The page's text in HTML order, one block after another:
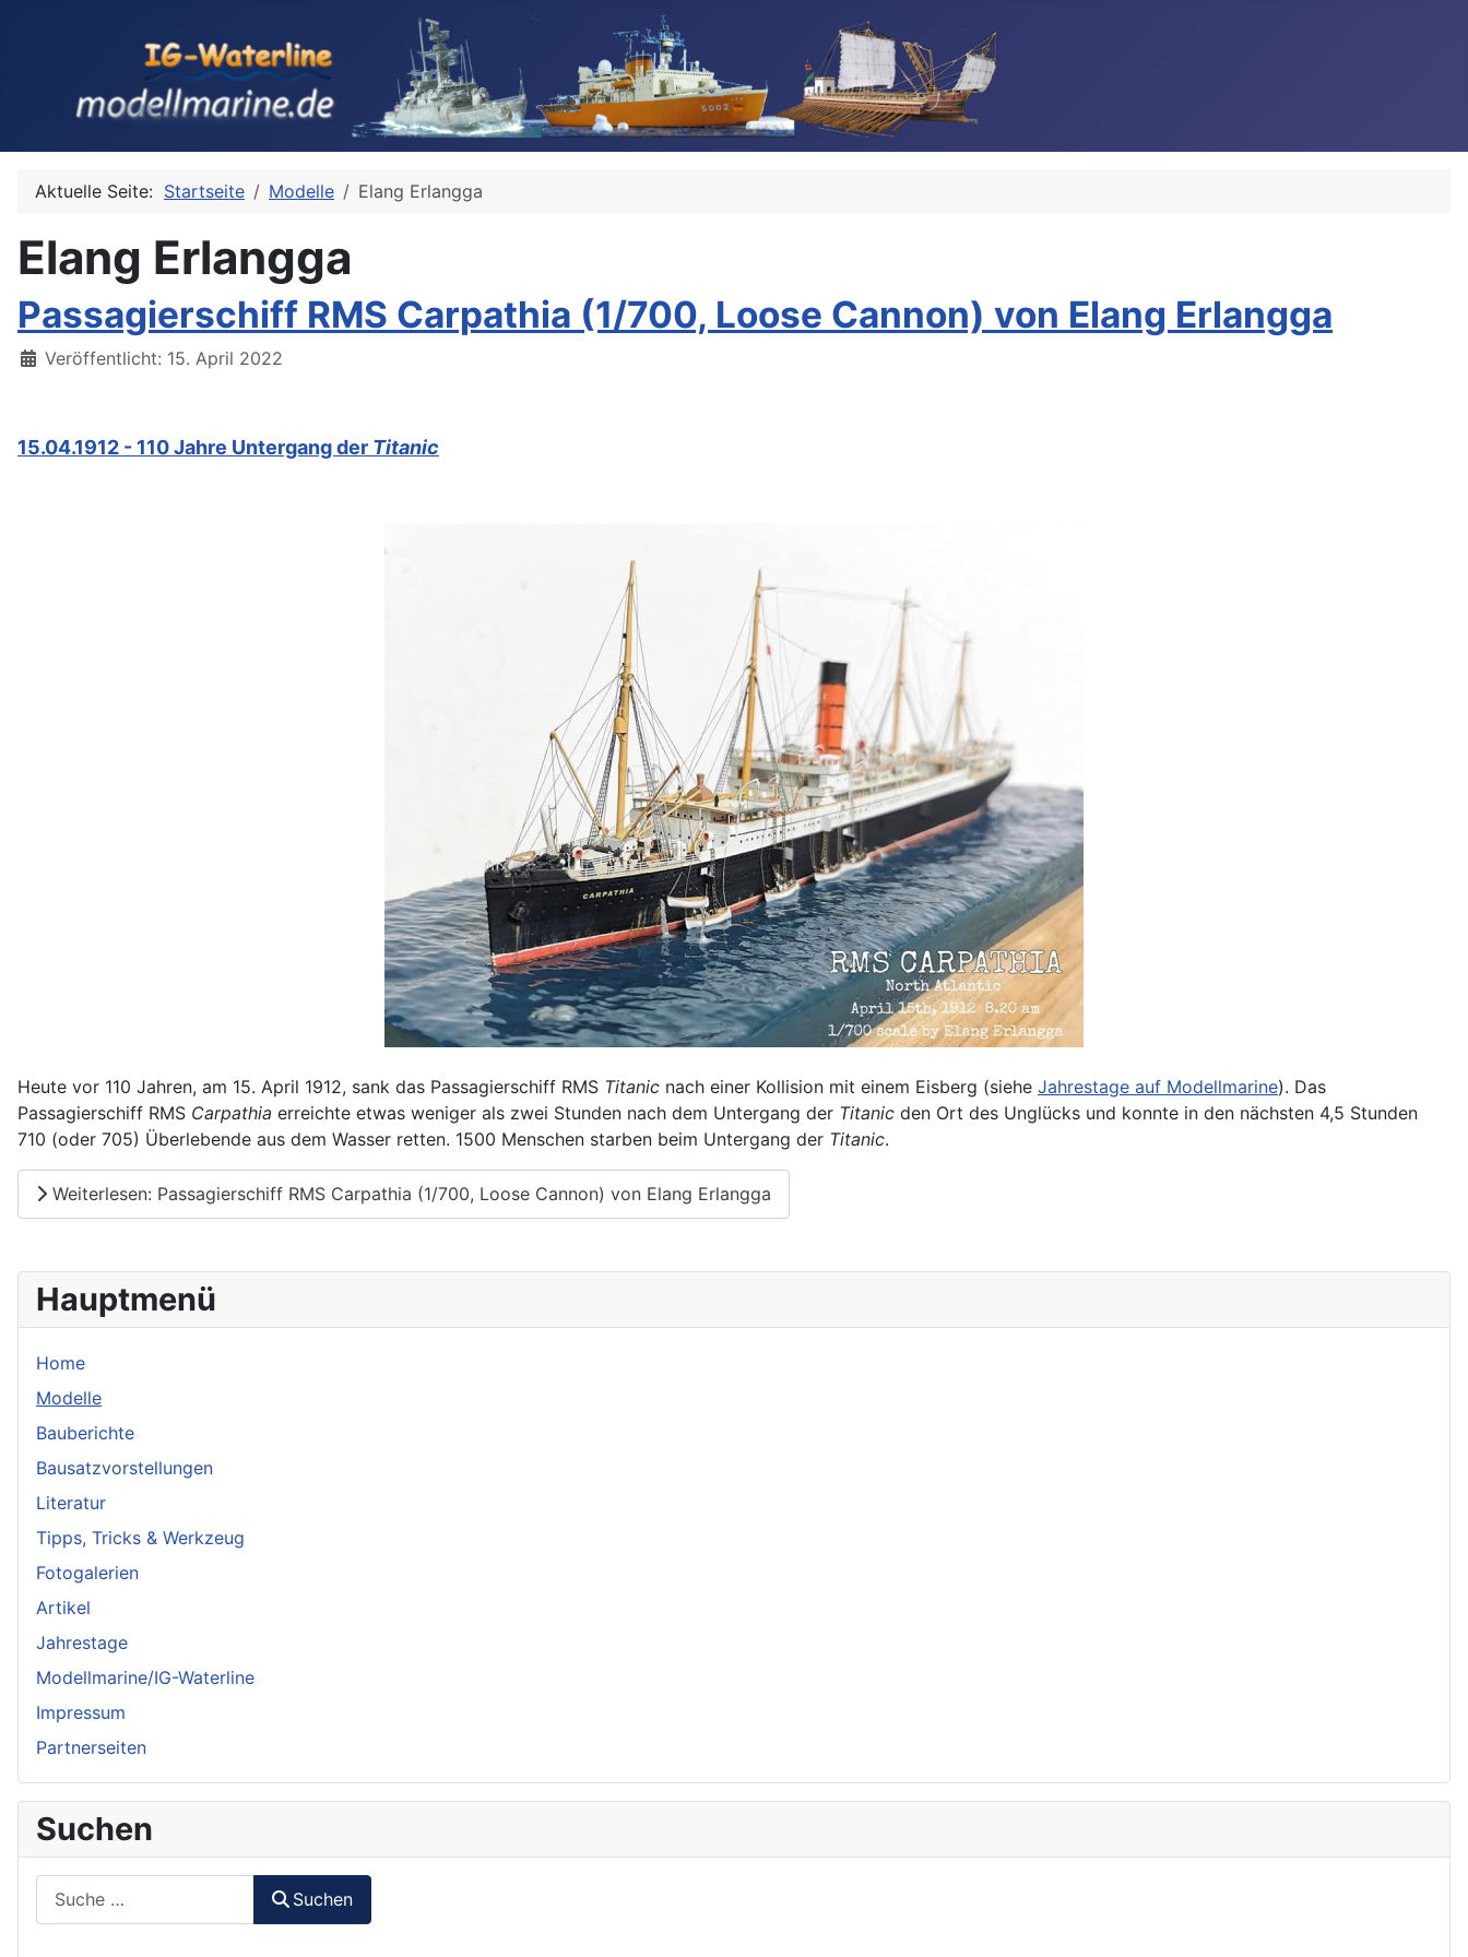
Hauptmenü
Home
Modelle
Bauberichte
Bausatzvorstellungen
Literatur
Tipps, Tricks & Werkzeug
Fotogalerien
Artikel
Jahrestage
Modellmarine/IG-Waterline
Impressum
Partnerseiten
Suchen
Suchen
Aktuelle Seite: Startseite Modelle Elang Erlangga
Elang Erlangga
Passagierschiff RMS Carpathia (1/700, Loose Cannon) von Elang Erlangga
Details
Veröffentlicht: 15. April 2022
15.04.1912 - 110 Jahre Untergang der Titanic
Heute vor 110 Jahren, am 15. April 1912, sank das Passagierschiff RMS Titanic nach einer Kollision mit einem Eisberg (siehe Jahrestage auf Modellmarine). Das
Passagierschiff RMS Carpathia erreichte etwas weniger als zwei Stunden nach dem Untergang der Titanic den Ort des Unglücks und konnte in den nächsten 4,5 Stunden
710 (oder 705) Überlebende aus dem Wasser retten. 1500 Menschen starben beim Untergang der Titanic.
Weiterlesen: Passagierschiff RMS Carpathia (1/700, Loose Cannon) von Elang Erlangga